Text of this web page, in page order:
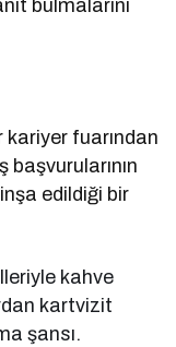
bulmalarını
fuarından
edildiği bir
kahve
kartvizit
şansı.